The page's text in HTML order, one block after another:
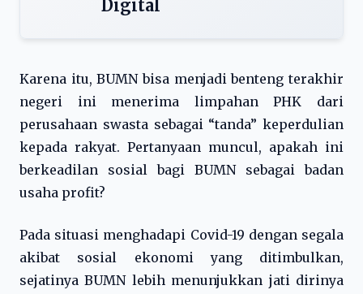
Digital
Karena itu, BUMN bisa menjadi benteng terakhir
negeri ini menerima limpahan PHK dari
perusahaan swasta sebagai “tanda” keperdulian
kepada rakyat. Pertanyaan muncul, apakah ini
berkeadilan sosial bagi BUMN sebagai badan
usaha profit?
Pada situasi menghadapi Covid-19 dengan segala
akibat sosial ekonomi yang ditimbulkan,
sejatinya BUMN lebih menunjukkan jati dirinya